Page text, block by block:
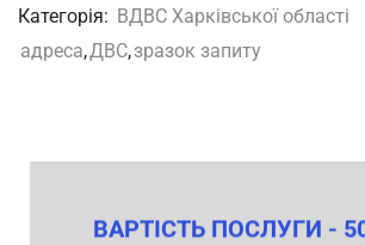
Категорія: ВДВС Харківської області
адреса,ДВС,зразок запиту
ВАРТІСТЬ ПОСЛУГИ -